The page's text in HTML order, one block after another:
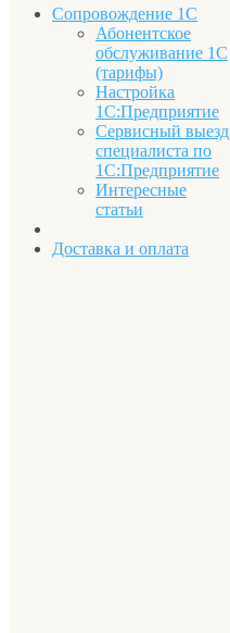
Сопровождение 1С
Абонентское
обслуживание 1С
(тарифы)
Настройка
1С:Предприятие
Сервисный выезд
специалиста по
1С:Предприятие
Интересные
статьи
Доставка и оплата